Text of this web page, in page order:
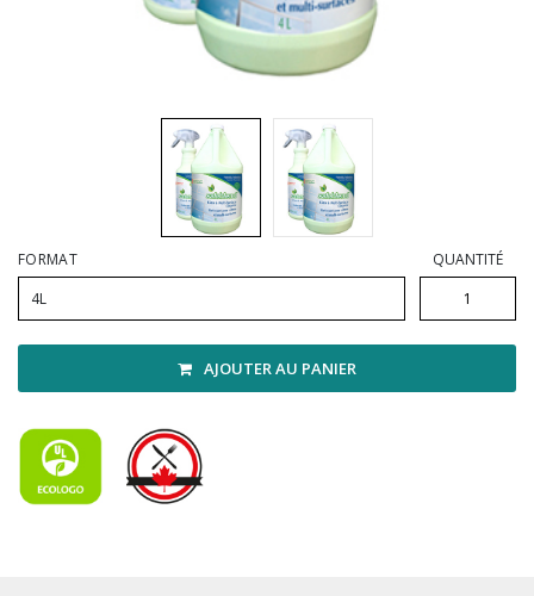
Vadrouilles, manches et cadres
FORMAT
4L
QUANTITÉ
AJOUTER AU PANIER